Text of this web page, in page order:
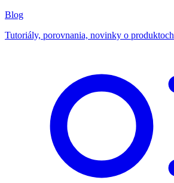
Blog
Tutoriály, porovnania, novinky o produktoch